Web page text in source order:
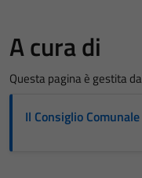
A cura di
Questa pagina è gestita da
Il Consiglio Comunale